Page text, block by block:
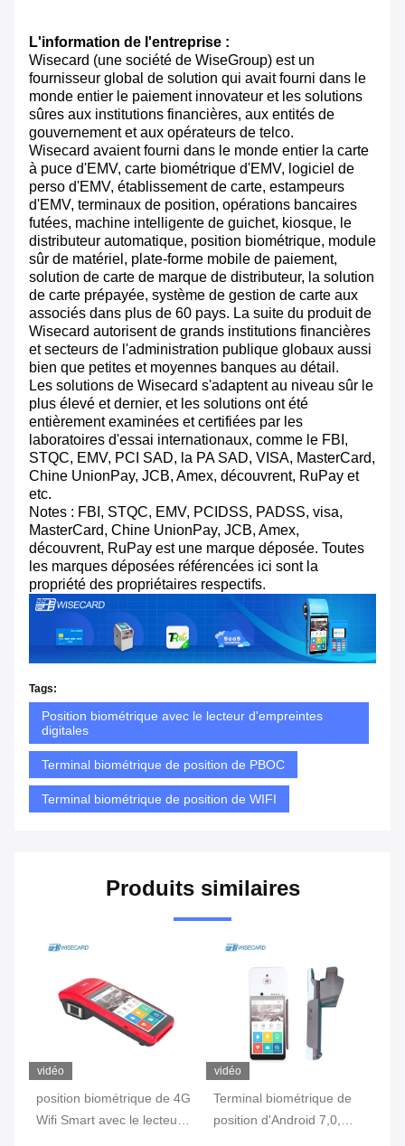
L'information de l'entreprise :
Wisecard (une société de WiseGroup) est un
fournisseur global de solution qui avait fourni dans le
monde entier le paiement innovateur et les solutions
sûres aux institutions financières, aux entités de
gouvernement et aux opérateurs de telco.
Wisecard avaient fourni dans le monde entier la carte
à puce d'EMV, carte biométrique d'EMV, logiciel de
perso d'EMV, établissement de carte, estampeurs
d'EMV, terminaux de position, opérations bancaires
futées, machine intelligente de guichet, kiosque, le
distributeur automatique, position biométrique, module
sûr de matériel, plate-forme mobile de paiement,
solution de carte de marque de distributeur, la solution
de carte prépayée, système de gestion de carte aux
associés dans plus de 60 pays. La suite du produit de
Wisecard autorisent de grands institutions financières
et secteurs de l'administration publique globaux aussi
bien que petites et moyennes banques au détail.
Les solutions de Wisecard s'adaptent au niveau sûr le
plus élevé et dernier, et les solutions ont été
entièrement examinées et certifiées par les
laboratoires d'essai internationaux, comme le FBI,
STQC, EMV, PCI SAD, la PA SAD, VISA, MasterCard,
Chine UnionPay, JCB, Amex, découvrent, RuPay et
etc.
Notes : FBI, STQC, EMV, PCIDSS, PADSS, visa,
MasterCard, Chine UnionPay, JCB, Amex,
découvrent, RuPay est une marque déposée. Toutes
les marques déposées référencées ici sont la
propriété des propriétaires respectifs.
Tags:
Position biométrique avec le lecteur d'empreintes
digitales
Terminal biométrique de position de PBOC
Terminal biométrique de position de WIFI
Produits similaires
vidéo
position biométrique de 4G
Wifi Smart avec le lecteur
vidéo
Terminal biométrique de
position d'Android 7,0,